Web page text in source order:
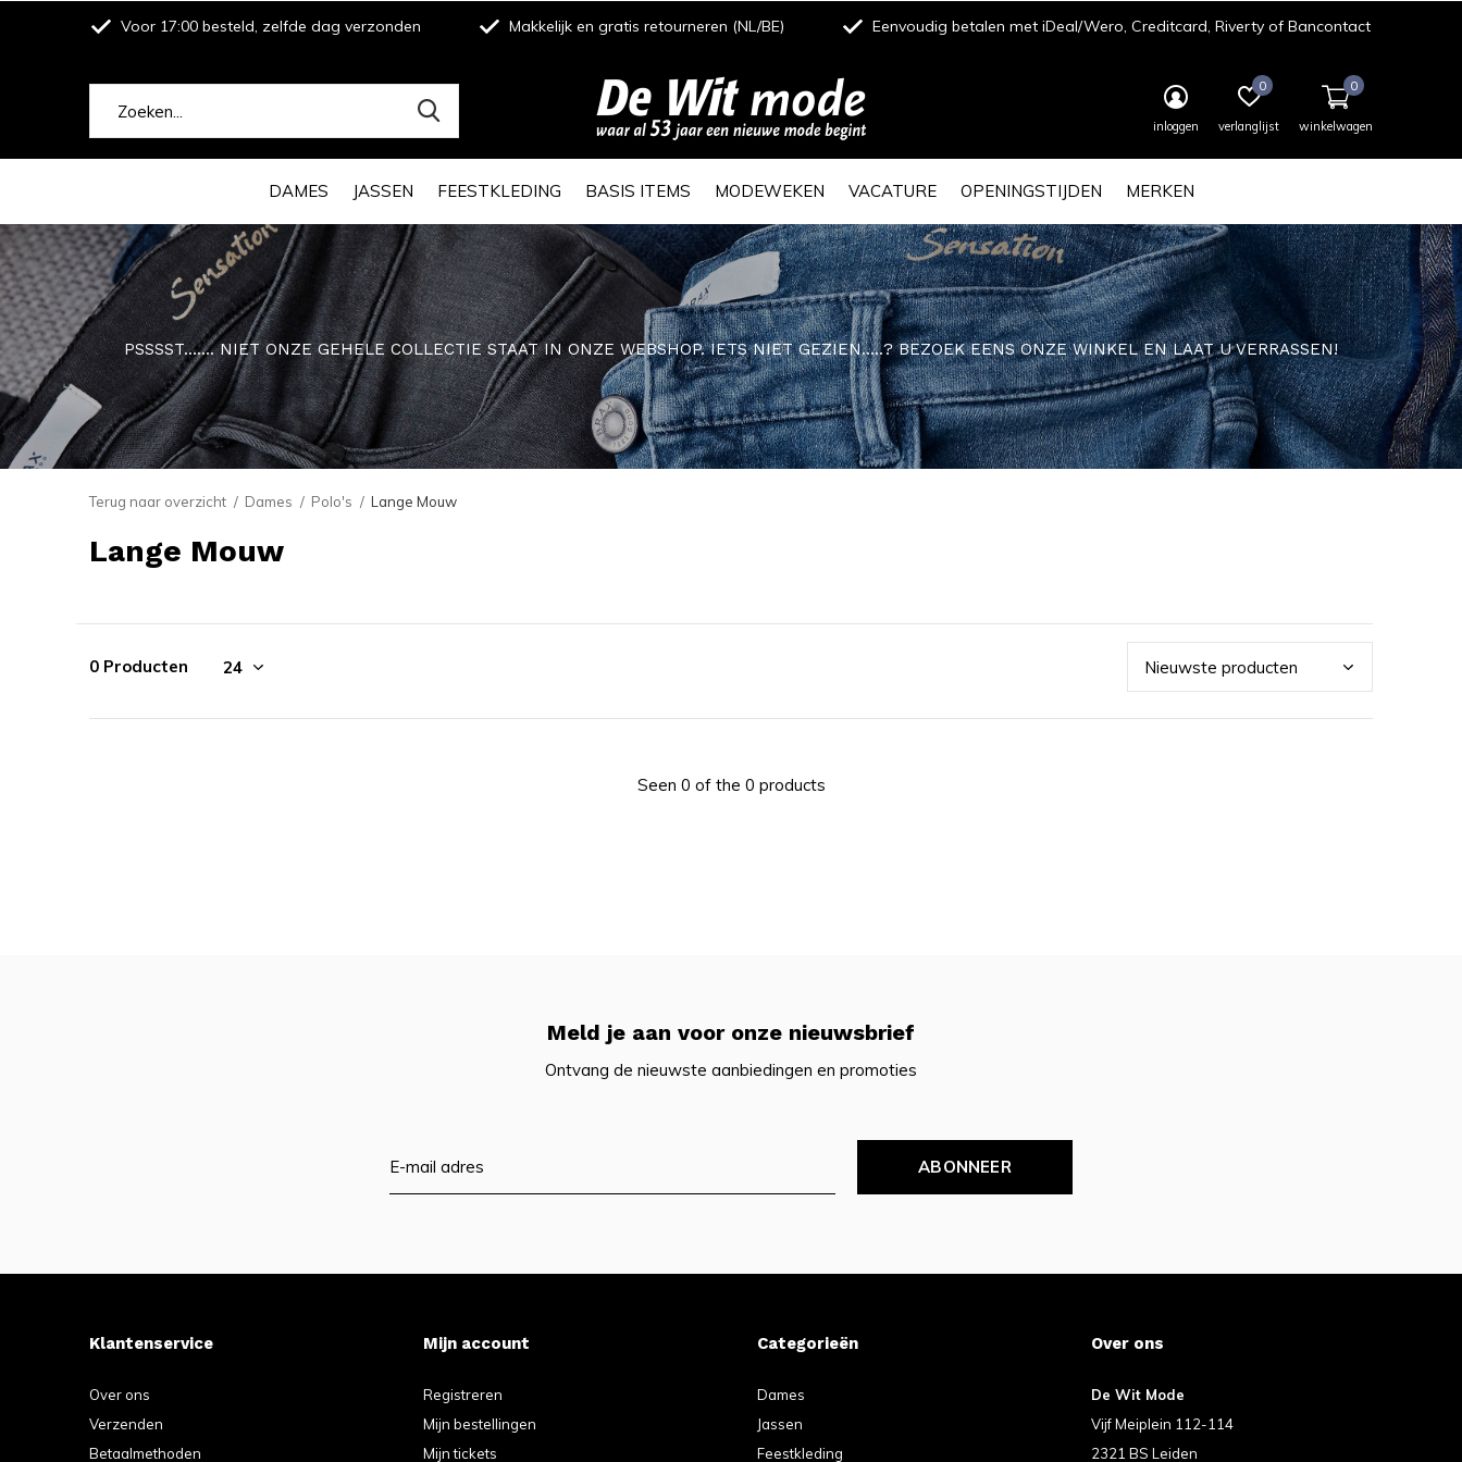
DAMES JASSEN FEESTKLEDING BASIS ITEMS MODEWEKEN VACATURE OPENINGSTIJDEN MERKEN
inloggen verlanglijst
0
winkelwagen
0
Voor 17:00 besteld, zelfde dag verzonden Makkelijk en gratis retourneren (NL/BE) Eenvoudig betalen met iDeal/Wero, Creditcard, Riverty of Bancontact
PSSSST....... NIET ONZE GEHELE COLLECTIE STAAT IN ONZE WEBSHOP. IETS NIET GEZIEN.....? BEZOEK EENS ONZE WINKEL EN LAAT U VERRASSEN!
Terug naar overzicht Dames Polo's Lange Mouw
Lange Mouw
0 Producten
Seen 0 of the 0 products
Meld je aan voor onze nieuwsbrief
Ontvang de nieuwste aanbiedingen en promoties
ABONNEER
Klantenservice
Over ons
Verzenden
Betaalmethoden
Mijn account
Registreren
Mijn bestellingen
Mijn tickets
Categorieën
Dames
Jassen
Feestkleding
Over ons
De Wit Mode
Vijf Meiplein 112-114
2321 BS Leiden